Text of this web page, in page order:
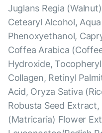
Juglans Regia
Cetearyl Alcohol,
Phenoxyethanol,
Coffea Arabica
Hydroxide,
Collagen, Retinyl
Acid, Oryza Sativa
Robusta Seed
(Matricaria) Flower